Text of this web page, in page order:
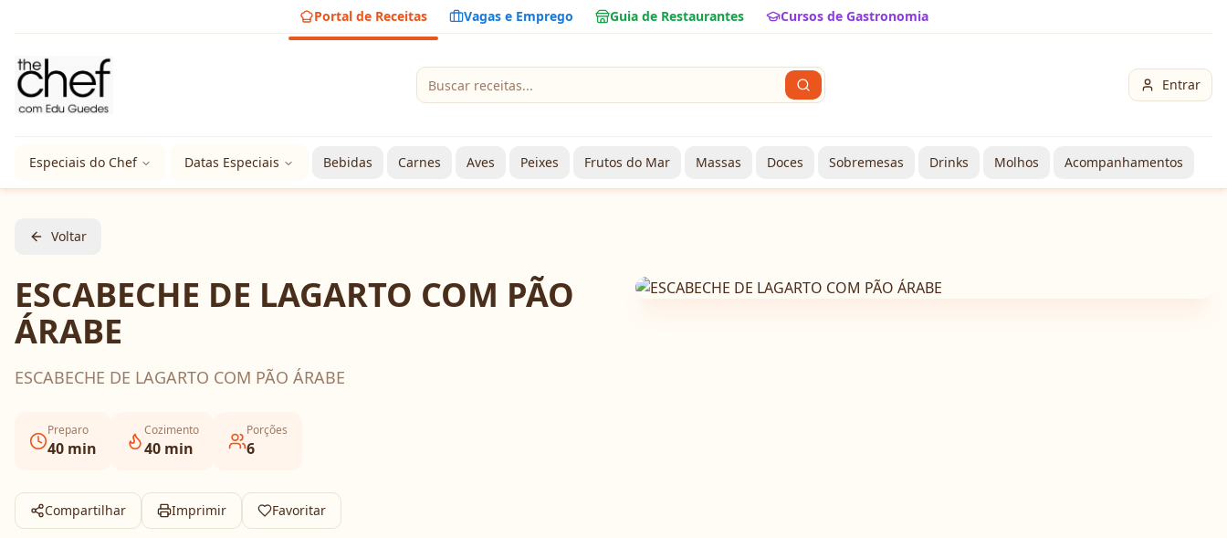
Portal de Receitas Vagas e Emprego Guia de Restaurantes Cursos de Gastronomia
Entrar
Especiais do Chef Datas Especiais Bebidas Carnes Aves Peixes Frutos do Mar Massas Doces Sobremesas Drinks Molhos Acompanhamentos
Voltar
ESCABECHE DE LAGARTO COM PÃO
ÁRABE
ESCABECHE DE LAGARTO COM PÃO ÁRABE
Preparo
40 min
Cozimento
40 min
Porções
6
Compartilhar Imprimir Favoritar